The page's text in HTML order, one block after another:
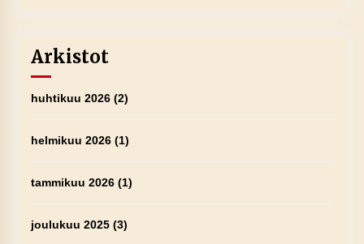
Arkistot
huhtikuu 2026(2)
helmikuu 2026(1)
tammikuu 2026(1)
joulukuu 2025(3)